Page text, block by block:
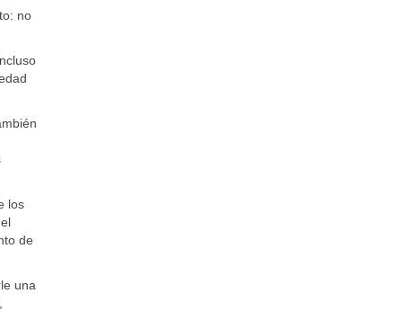
no
los
de
una